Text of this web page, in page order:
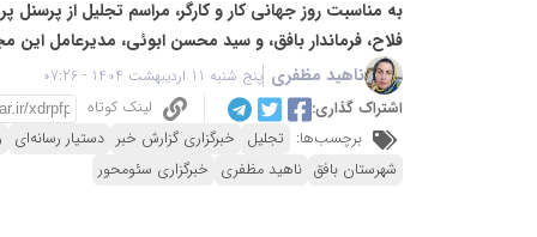
به مناسبت روز جهانی کار و کارگر، مراسم تجلیل از
فلاح، فرماندار بافق، و سید محسن ابوئی، مدیرعامل این
ناهید مظفری پنج شنبه 11 اردیبهشت 1404 - 07:26
اشتراک گذاری:
لینک کوتاه
برچسب‌ها: تجلیل خبرگزاری گزارش خبر دستیار رسانه‌ای
شهرستان بافق ناهید مظفری خبرگزاری سئومحور